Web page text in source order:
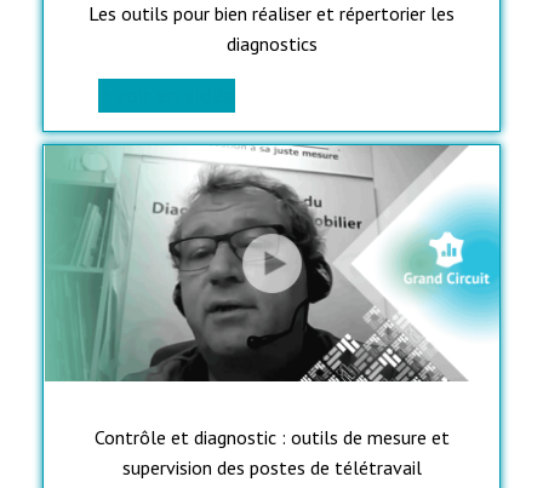
Les outils pour bien réaliser et répertorier les
diagnostics
Contrôle et diagnostic : outils de mesure et
supervision des postes de télétravail